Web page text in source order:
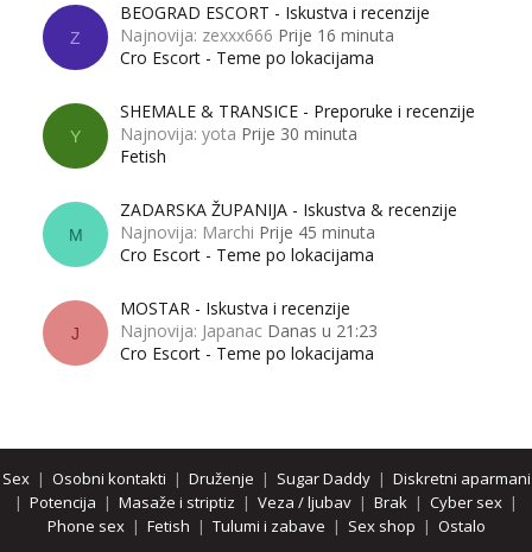
Z
BEOGRAD ESCORT - Iskustva i recenzije
Najnovija: zexxx666 Prije 16 minuta
Cro Escort - Teme po lokacijama
Y
SHEMALE & TRANSICE - Preporuke i recenzije
Najnovija: yota Prije 30 minuta
Fetish
M
ZADARSKA ŽUPANIJA - Iskustva & recenzije
Najnovija: Marchi Prije 45 minuta
Cro Escort - Teme po lokacijama
J
MOSTAR - Iskustva i recenzije
Najnovija: Japanac Danas u 21:23
Cro Escort - Teme po lokacijama
Sex| Osobni kontakti | Druženje | Sugar Daddy| Diskretni aparmani
| Potencija | Masaže i striptiz | Veza / ljubav | Brak | Cyber sex |
Phone sex| Fetish | Tulumi i zabave | Sex shop | Ostalo